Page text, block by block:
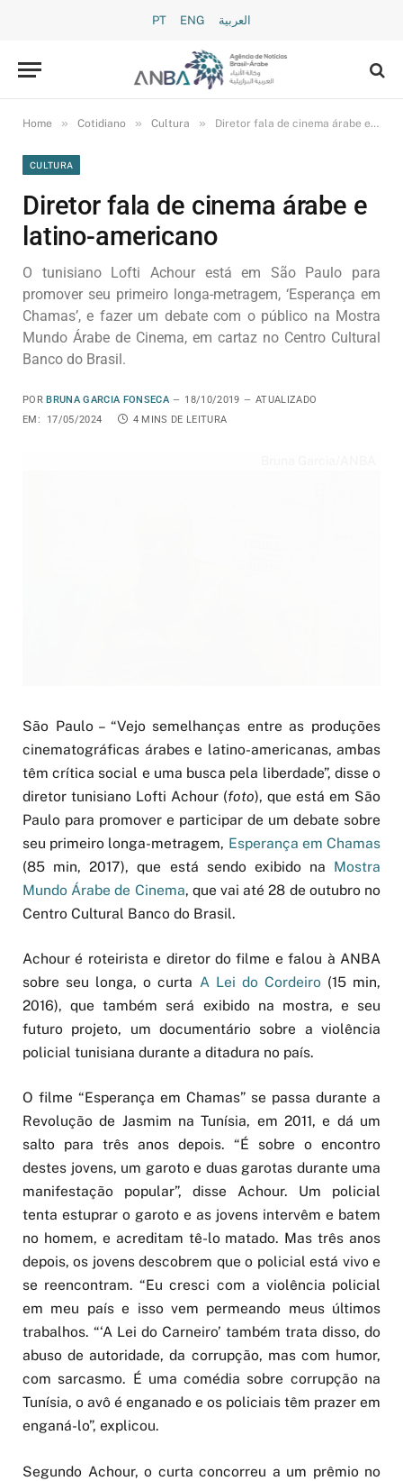
PT ENG العربية
Home » Cotidiano » Cultura » Diretor fala de cinema árabe e latino-americano
CULTURA
Diretor fala de cinema árabe e
latino-americano
O tunisiano Lofti Achour está em São Paulo para
promover seu primeiro longa-metragem, ‘Esperança em
Chamas’, e fazer um debate com o público na Mostra
Mundo Árabe de Cinema, em cartaz no Centro Cultural
Banco do Brasil.
POR BRUNA GARCIA FONSECA 18/10/2019
ATUALIZADO
EM:
17/05/2024 4 MINS DE LEITURA
São Paulo – “Vejo semelhanças entre as produções
cinematográficas árabes e latino-americanas, ambas
têm crítica social e uma busca pela liberdade”, disse o
diretor tunisiano Lofti Achour (foto), que está em São
Paulo para promover e participar de um debate sobre
seu primeiro longa-metragem, Esperança em Chamas
(85 min, 2017), que está sendo exibido na Mostra
Mundo Árabe de Cinema, que vai até 28 de outubro no
Centro Cultural Banco do Brasil.
Achour é roteirista e diretor do filme e falou à ANBA
sobre seu longa, o curta A Lei do Cordeiro (15 min,
2016), que também será exibido na mostra, e seu
futuro projeto, um documentário sobre a violência
policial tunisiana durante a ditadura no país.
O filme “Esperança em Chamas” se passa durante a
Revolução de Jasmim na Tunísia, em 2011, e dá um
salto para três anos depois. “É sobre o encontro
destes jovens, um garoto e duas garotas durante uma
manifestação popular”, disse Achour. Um policial
tenta estuprar o garoto e as jovens intervêm e batem
no homem, e acreditam tê-lo matado. Mas três anos
depois, os jovens descobrem que o policial está vivo e
se reencontram. “Eu cresci com a violência policial
em meu país e isso vem permeando meus últimos
trabalhos. “‘A Lei do Carneiro’ também trata disso, do
abuso de autoridade, da corrupção, mas com humor,
com sarcasmo. É uma comédia sobre corrupção na
Tunísia, o avô é enganado e os policiais têm prazer em
enganá-lo”, explicou.
Segundo Achour, o curta concorreu a um prêmio no